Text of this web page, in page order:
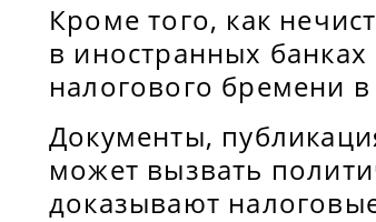
Кроме того, как
в иностранных
налогового бремени
Документы,
может вызвать
доказывают